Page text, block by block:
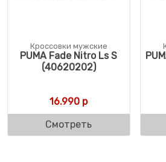
Кроссовки мужские
PUMA Fade Nitro Ls S
(40620202)
16.990 р
Смотреть